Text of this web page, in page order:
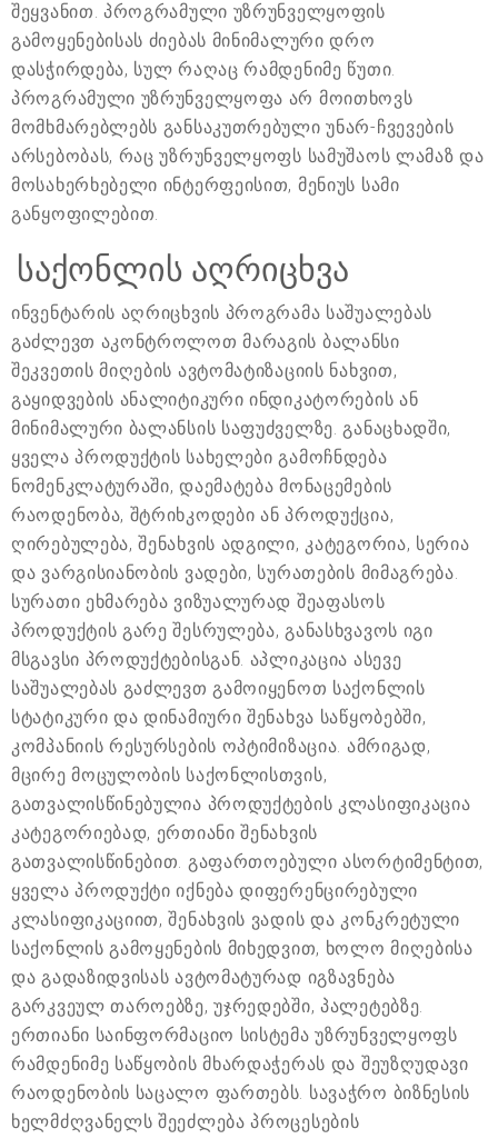
შეყვანით. პროგრამული უზრუნველყოფის
გამოყენებისას ძიებას მინიმალური დრო
დასჭირდება, სულ რაღაც რამდენიმე წუთი.
პროგრამული უზრუნველყოფა არ მოითხოვს
მომხმარებლებს განსაკუთრებული უნარ-ჩვევების
არსებობას, რაც უზრუნველყოფს სამუშაოს ლამაზ და
მოსახერხებელი ინტერფეისით, მენიუს სამი
განყოფილებით.
საქონლის აღრიცხვა
ინვენტარის აღრიცხვის პროგრამა საშუალებას
გაძლევთ აკონტროლოთ მარაგის ბალანსი
შეკვეთის მიღების ავტომატიზაციის ნახვით,
გაყიდვების ანალიტიკური ინდიკატორების ან
მინიმალური ბალანსის საფუძველზე. განაცხადში,
ყველა პროდუქტის სახელები გამოჩნდება
ნომენკლატურაში, დაემატება მონაცემების
რაოდენობა, შტრიხკოდები ან პროდუქცია,
ღირებულება, შენახვის ადგილი, კატეგორია, სერია
და ვარგისიანობის ვადები, სურათების მიმაგრება.
სურათი ეხმარება ვიზუალურად შეაფასოს
პროდუქტის გარე შესრულება, განასხვავოს იგი
მსგავსი პროდუქტებისგან. აპლიკაცია ასევე
საშუალებას გაძლევთ გამოიყენოთ საქონლის
სტატიკური და დინამიური შენახვა საწყობებში,
კომპანიის რესურსების ოპტიმიზაცია. ამრიგად,
მცირე მოცულობის საქონლისთვის,
გათვალისწინებულია პროდუქტების კლასიფიკაცია
კატეგორიებად, ერთიანი შენახვის
გათვალისწინებით. გაფართოებული ასორტიმენტით,
ყველა პროდუქტი იქნება დიფერენცირებული
კლასიფიკაციით, შენახვის ვადის და კონკრეტული
საქონლის გამოყენების მიხედვით, ხოლო მიღებისა
და გადაზიდვისას ავტომატურად იგზავნება
გარკვეულ თაროებზე, უჯრედებში, პალეტებზე.
ერთიანი საინფორმაციო სისტემა უზრუნველყოფს
რამდენიმე საწყობის მხარდაჭერას და შეუზღუდავი
რაოდენობის საცალო ფართებს. სავაჭრო ბიზნესის
ხელმძღვანელს შეეძლება პროცესების